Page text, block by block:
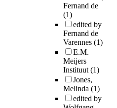
Fernand de
(1)
edited by
Fernand de
Varennes (1)
E.M.
Meijers
Instituut(1)
Jones,
Melinda (1)
edited by